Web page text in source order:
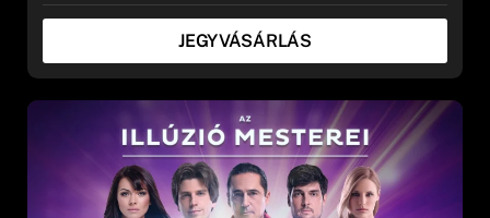
JEGYVÁSÁRLÁS